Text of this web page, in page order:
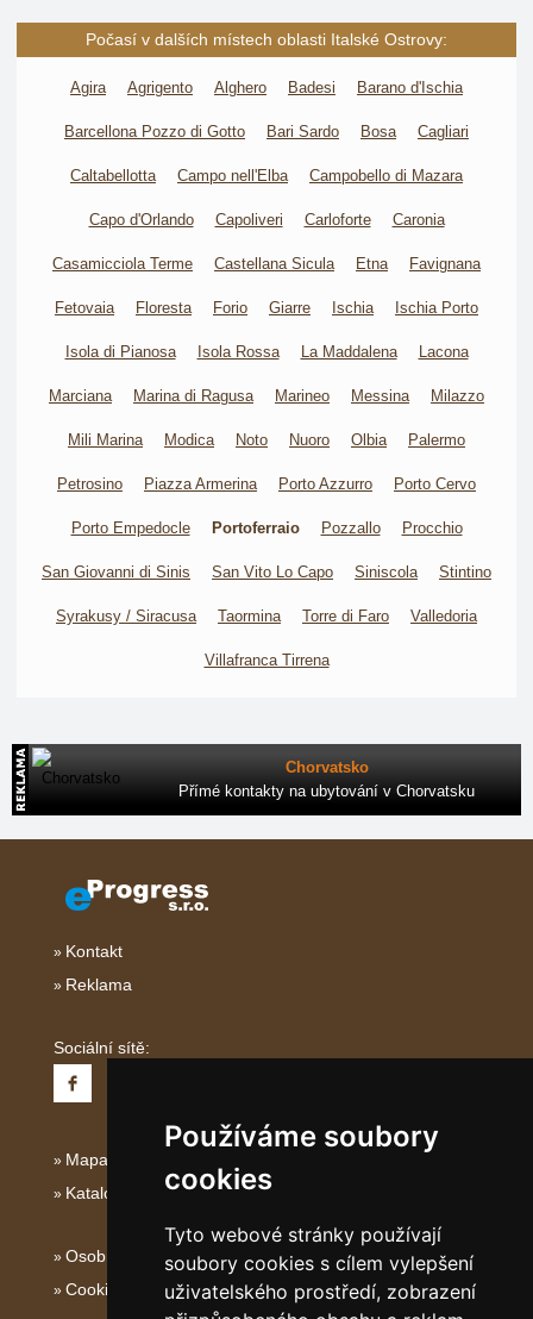
Používáme soubory
cookies
Tyto webové stránky používají
soubory cookies s cílem vylepšení
uživatelského prostředí, zobrazení
Počasí v dalších místech oblasti Italské Ostrovy:
Agira Agrigento Alghero Badesi Barano d'Ischia
Barcellona Pozzo di Gotto Bari Sardo Bosa Cagliari
Caltabellotta Campo nell'Elba Campobello di Mazara
Capo d'Orlando Capoliveri Carloforte Caronia
Casamicciola Terme Castellana Sicula Etna Favignana
Fetovaia Floresta Forio Giarre Ischia Ischia Porto
Isola di Pianosa Isola Rossa La Maddalena Lacona
Marciana Marina di Ragusa Marineo Messina Milazzo
Mili Marina Modica Noto Nuoro Olbia Palermo
Petrosino Piazza Armerina Porto Azzurro Porto Cervo
Porto Empedocle Portoferraio Pozzallo Procchio
San Giovanni di Sinis San Vito Lo Capo Siniscola Stintino
Syrakusy / Siracusa Taormina Torre di Faro Valledoria
Villafranca Tirrena
Chorvatsko
Přímé kontakty na ubytování v Chorvatsku
Kontakt
Reklama
Sociální sítě:
Mapa serveru Italské Ostrovy
Katalog ubytování
Osobní údaje
Cookies